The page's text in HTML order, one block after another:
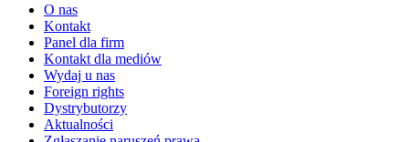
O nas
Kontakt
Panel dla firm
Kontakt dla mediów
Wydaj u nas
Foreign rights
Dystrybutorzy
Aktualności